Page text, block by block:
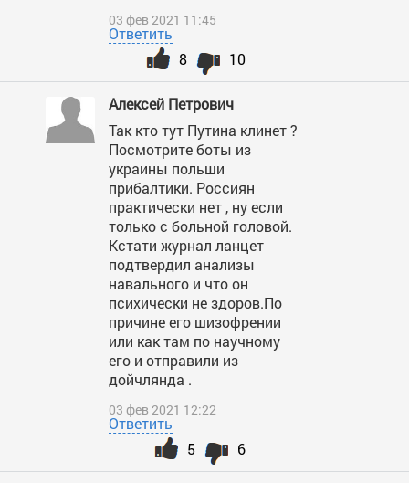
03 фев 2021 11:45
Ответить
10
8
Алексей Петрович
Так кто тут Путина клинет ?
Посмотрите боты из
украины польши
прибалтики. Россиян
практически нет , ну если
только с больной головой.
Кстати журнал ланцет
подтвердил анализы
навального и что он
психически не здоров.По
причине его шизофрении
или как там по научному
его и отправили из
дойчлянда .
03 фев 2021 12:22
Ответить
6
5